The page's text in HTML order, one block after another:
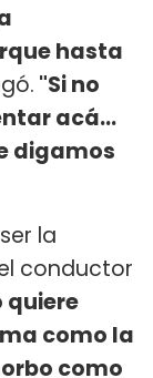
hasta
"Si no
acá...
digamos
la
conductor
quiere
como la
como